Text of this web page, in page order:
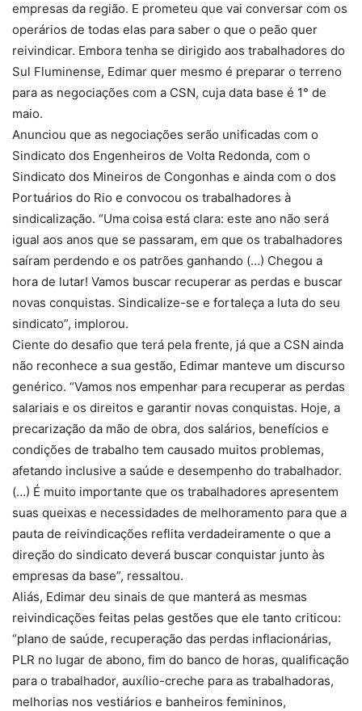
empresas da região. E prometeu que vai conversar com os
operários de todas elas para saber o que o peão quer
reivindicar. Embora tenha se dirigido aos trabalhadores do
Sul Fluminense, Edimar quer mesmo é preparar o terreno
para as negociações com a CSN, cuja data base é 1° de
maio.
Anunciou que as negociações serão unificadas com o
Sindicato dos Engenheiros de Volta Redonda, com o
Sindicato dos Mineiros de Congonhas e ainda com o dos
Portuários do Rio e convocou os trabalhadores à
sindicalização. “Uma coisa está clara: este ano não será
igual aos anos que se passaram, em que os trabalhadores
saíram perdendo e os patrões ganhando (…) Chegou a
hora de lutar! Vamos buscar recuperar as perdas e buscar
novas conquistas. Sindicalize-se e fortaleça a luta do seu
sindicato”, implorou.
Ciente do desafio que terá pela frente, já que a CSN ainda
não reconhece a sua gestão, Edimar manteve um discurso
genérico. “Vamos nos empenhar para recuperar as perdas
salariais e os direitos e garantir novas conquistas. Hoje, a
precarização da mão de obra, dos salários, benefícios e
condições de trabalho tem causado muitos problemas,
afetando inclusive a saúde e desempenho do trabalhador.
(…) É muito importante que os trabalhadores apresentem
suas queixas e necessidades de melhoramento para que a
pauta de reivindicações reflita verdadeiramente o que a
direção do sindicato deverá buscar conquistar junto às
empresas da base”, ressaltou.
Aliás, Edimar deu sinais de que manterá as mesmas
reivindicações feitas pelas gestões que ele tanto criticou:
“plano de saúde, recuperação das perdas inflacionárias,
PLR no lugar de abono, fim do banco de horas, qualificação
para o trabalhador, auxílio-creche para as trabalhadoras,
melhorias nos vestiários e banheiros femininos,